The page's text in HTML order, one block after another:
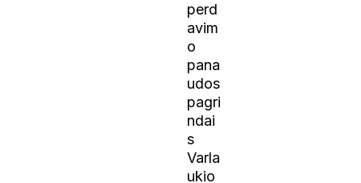
perd
avim
o
pana
udos
pagri
ndai
s
Varla
ukio